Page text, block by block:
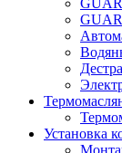
Установка